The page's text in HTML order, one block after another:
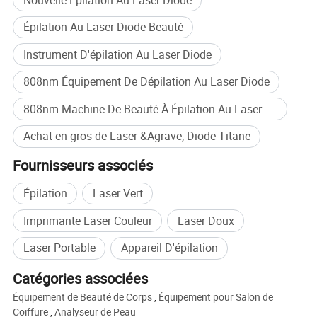
une réduction des poils, une épilation ou une épilation
Détails des images
Pourquoi tous les esthéticiennes préfèrent 808nm diode
laser cheveux machine
------------------------------------------------- veuillez vérifier
la réponse suivante
1) haute énergie, pas de pigmentation, excellent résultat
de traitement peut être attendu au premier traitement
et adapté à tous les types de
cheveux.
2) largeur laser longue, efficace pour les follicules de
cheveux produire l'accumulation de chaleur,
Épilation Au Laser Diode Beauté
Instrument D'épilation Au Laser Diode
808nm Équipement De Dépilation Au Laser Diode
808nm Machine De Beauté À Épilation Au Laser Diode
Achat en gros de Laser &Agrave; Diode Titane
Fournisseurs associés
Épilation
Laser Vert
Imprimante Laser Couleur
Laser Doux
Laser Portable
Appareil D'épilation
Catégories associées
Équipement de Beauté de Corps Équipement pour Salon de
Coiffure ,Analyseur de Peau